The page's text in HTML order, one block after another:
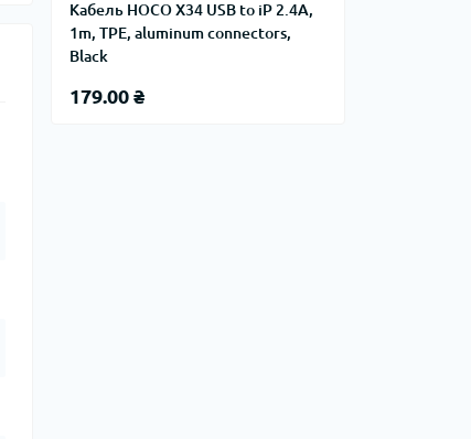
Кабель HOCO X34 USB to iP 2.4A,
1m, TPE, aluminum connectors,
Black
179.00 ₴